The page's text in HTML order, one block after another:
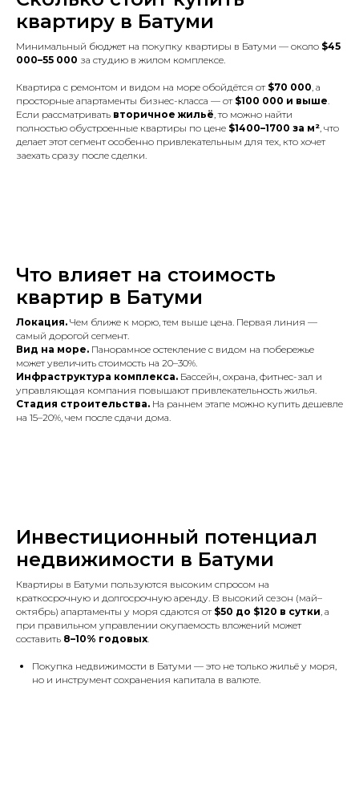
квартиру в Батуми
Минимальный бюджет на покупку квартиры в Батуми — около $45
000–55 000 за студию в жилом комплексе.
Квартира с ремонтом и видом на море обойдётся от $70 000 , а
просторные апартаменты бизнес-класса — от $100 000 и выше
Если рассматривать вторичное жильё , то можно найти
полностью обустроенные квартиры по цене $1400–1700 за м² , что
делает этот сегмент особенно привлекательным для тех, кто хочет
заехать сразу после сделки.
Что влияет на стоимость
квартир в Батуми
Локация. Чем ближе к морю, тем выше цена. Первая линия —
самый дорогой сегмент.
Вид на море. Панорамное остекление с видом на побережье
может увеличить стоимость на 20–30%.
Инфраструктура комплекса. Бассейн, охрана, фитнес-зал и
управляющая компания повышают привлекательность жилья.
Стадия строительства. На раннем этапе можно купить дешевле
на 15–20%, чем после сдачи дома.
Инвестиционный потенциал
недвижимости в Батуми
Квартиры в Батуми пользуются высоким спросом на
краткосрочную и долгосрочную аренду. В высокий сезон (май–
октябрь) апартаменты у моря сдаются от $50 до $120 в сутки , а
при правильном управлении окупаемость вложений может
составить 8–10% годовых
Покупка недвижимости в Батуми — это не только жильё у моря,
но и инструмент сохранения капитала в валюте.